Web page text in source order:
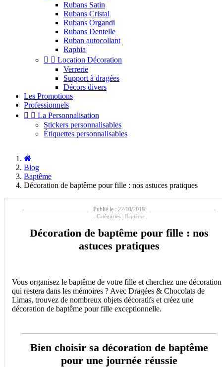
Rubans Satin
Rubans Cristal
Rubans Organdi
Rubans Dentelle
Ruban autocollant
Raphia
  Location Décoration
Verrerie
Support à dragées
Décors divers
Les Promotions
Professionnels
  La Personnalisation
Stickers personnalisables
Étiquettes personnalisables
Blog
Baptême
Décoration de baptême pour fille : nos astuces pratiques
Publié le : 22/10/2019
- Catégories : Baptême
Décoration de baptême pour fille : nos
astuces pratiques
Vous organisez le baptême de votre fille et cherchez une décoration
qui restera dans les mémoires ? Avec Dragées & Chocolats de
Limas, trouvez de nombreux objets décoratifs et créez une
décoration de baptême pour fille exceptionnelle.
Bien choisir sa décoration de baptême
pour une journée réussie